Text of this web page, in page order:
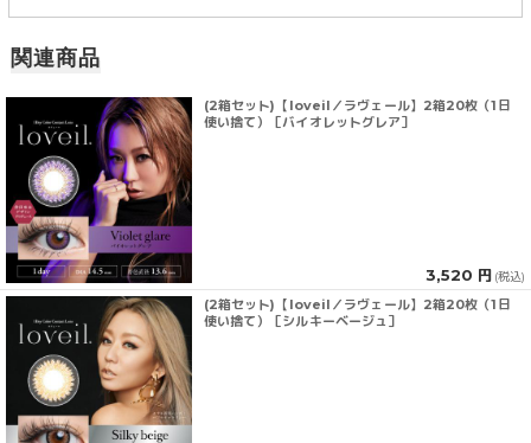
関連商品
(2箱セット)【loveil／ラヴェール】2箱20枚（1日
使い捨て）［バイオレットグレア］
3,520 円 (税込)
(2箱セット)【loveil／ラヴェール】2箱20枚（1日
使い捨て）［シルキーベージュ］